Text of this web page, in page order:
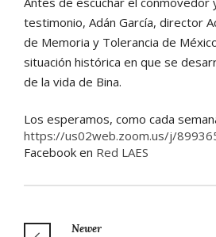
testimonio, Adán García, director
de Memoria y Tolerancia de
situación histórica en que se
de la vida de Bina.
Los esperamos, como cada
https://us02web.zoom.us/j/
Facebook en Red LAES
Newer